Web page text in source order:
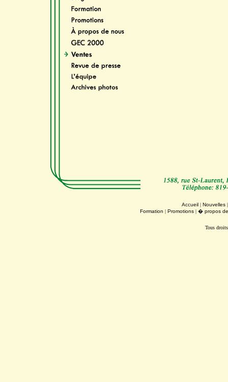
Accueil | Nouvelles
Formation | Promotions| � propos
Tous